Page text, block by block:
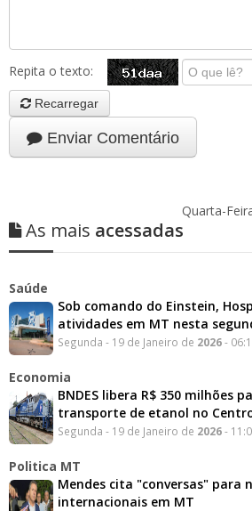
Repita o texto:
Recarregar
Enviar Comentário
Quarta-
As mais acessadas
Saúde
Sob comando do Einstein,
atividades em MT nesta
Segunda - 19 de Janeiro de 2026-
Economia
BNDES libera R$ 350 milhões
transporte de etanol no
Segunda - 19 de Janeiro de 2026-
Politica MT
Mendes cita "conversas" para
internacionais em MT